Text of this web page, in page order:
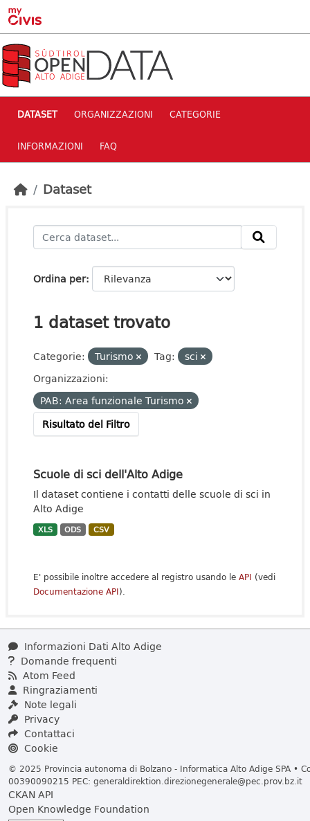
Skip to main content
DATASET ORGANIZZAZIONI CATEGORIE
INFORMAZIONI FAQ
Dataset
Ordina per
1 dataset trovato
Categorie: Turismo Tag:
sci
Organizzazioni:
PAB: Area funzionale Turismo
Risultato del Filtro
Scuole di sci dell'Alto Adige
Il dataset contiene i contatti delle scuole di sci in
Alto Adige
XLS ODS CSV
E' possibile inoltre accedere al registro usando le API (vedi
Documentazione API).
Informazioni Dati Alto Adige
Domande frequenti
Atom Feed
Ringraziamenti
Note legali
Privacy
Contattaci
Cookie
© 2025 Provincia autonoma di Bolzano - Informatica Alto Adige SPA •
00390090215 PEC: generaldirektion.direzionegenerale@pec.prov.bz.it
CKAN API
Open Knowledge Foundation